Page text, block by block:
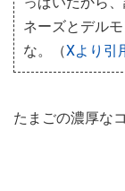
ネーズとデル
な。（Xより引
たまごの濃厚な